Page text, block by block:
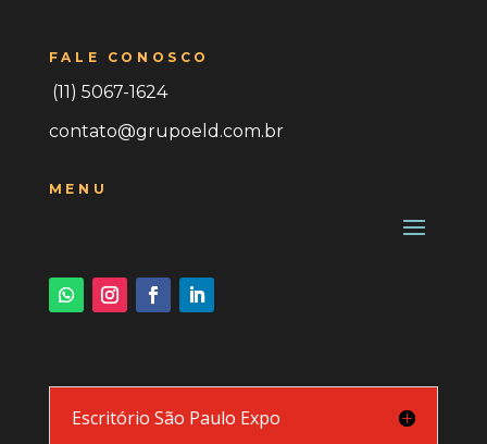
FALE CONOSCO
(11) 5067-1624
contato@grupoeld.com.br
MENU
Escritório São Paulo Expo